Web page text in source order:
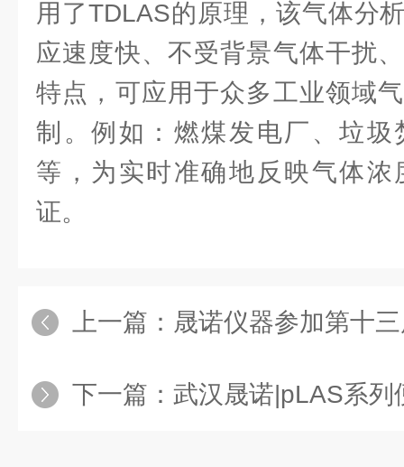
用了TDLAS的原理，该气体分
应速度快、不受背景气体干扰
特点，可应用于众多工业领域
制。例如：燃煤发电厂、垃圾
等，为实时准确地反映气体
证。
上一篇： 晟诺仪器参加第十三届武汉国
下一篇： 武汉晟诺|pLAS系列便携